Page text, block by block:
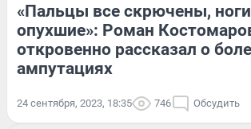
«Пальцы все скрючены, ноги
опухшие»: Роман
откровенно рассказал о
ампутациях
24 сентября, 2023, 18:35 746 Обсудить